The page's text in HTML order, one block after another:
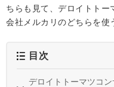
ちらも見て、デロイトトー
会社メルカリのどちらを使
目次
デロイトトーマツコ